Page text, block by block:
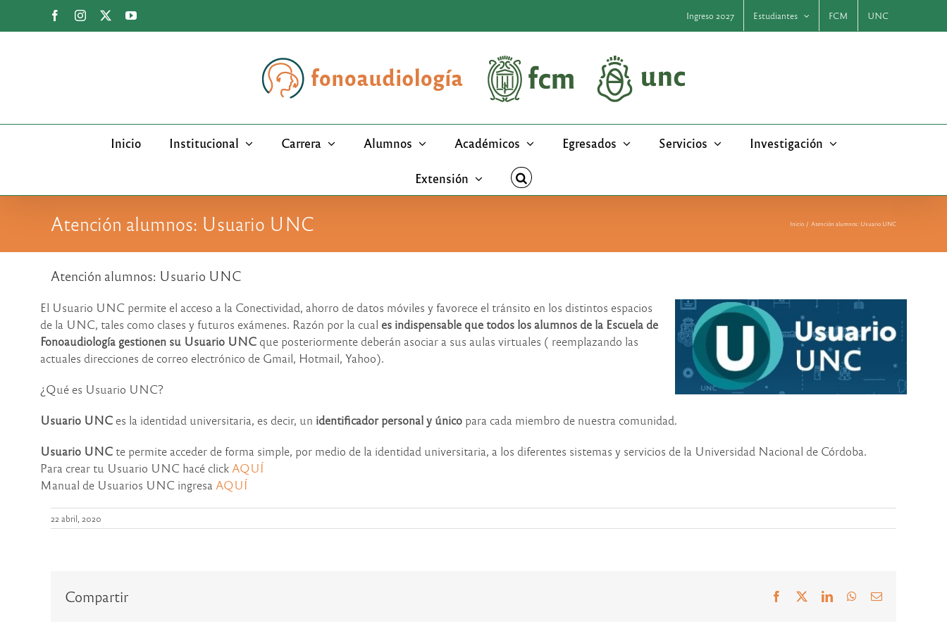
FacebookInstagram YouTube Ingreso 2027 Estudiantes FCM UNC
Inicio Institucional Carrera Alumnos Académicos Egresados Servicios Investigación
Extensión
Atención alumnos: Usuario UNC Inicio Atención alumnos: Usuario UNC
Atención alumnos: Usuario UNC
El Usuario UNC permite el acceso a la Conectividad, ahorro de datos móviles y favorece el tránsito en los distintos espacios
de la UNC, tales como clases y futuros exámenes. Razón por la cual es indispensable que todos los alumnos de la Escuela de
Fonoaudiología gestionen su Usuario UNC que posteriormente deberán asociar a sus aulas virtuales ( reemplazando las
actuales direcciones de correo electrónico de Gmail, Hotmail, Yahoo).
¿Qué es Usuario UNC?
Usuario UNC es la identidad universitaria, es decir, un identificador personal y único para cada miembro de nuestra comunidad.
Usuario UNC te permite acceder de forma simple, por medio de la identidad universitaria, a los diferentes sistemas y servicios de la Universidad Nacional de Córdoba.
Para crear tu Usuario UNC hacé click AQUÍ
Manual de Usuarios UNC ingresa AQUÍ
22 abril, 2020
Compartir Facebook LinkedInWhatsApp
Correo